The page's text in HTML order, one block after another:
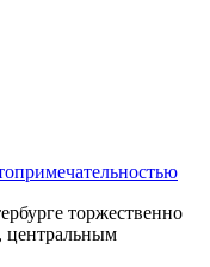
торжественно
центральным